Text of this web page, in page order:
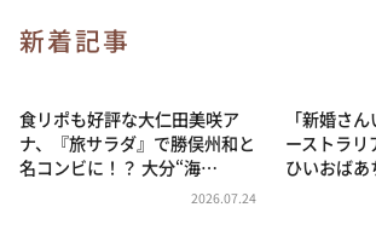
相席食堂
これ余談なんですけど・・・
～人生密着トークバラエティ！～ や
新着記事
食リポも好評な大仁田美咲ア
ナ、『旅サラダ』で勝俣州和と
名コンビに！？ 大分“海…
2026.07.24
「新婚さ
ーストラリ
ひいおば